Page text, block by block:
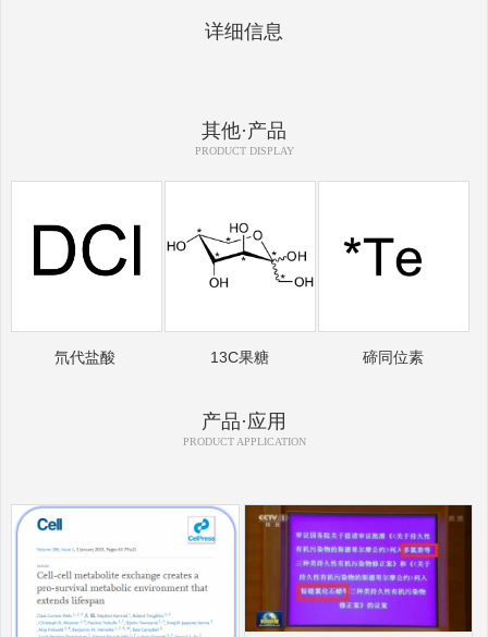
详细信息
其他·产品
PRODUCT DISPLAY
氘代盐酸 13C果糖 碲同位素
产品·应用
PRODUCT APPLICATION